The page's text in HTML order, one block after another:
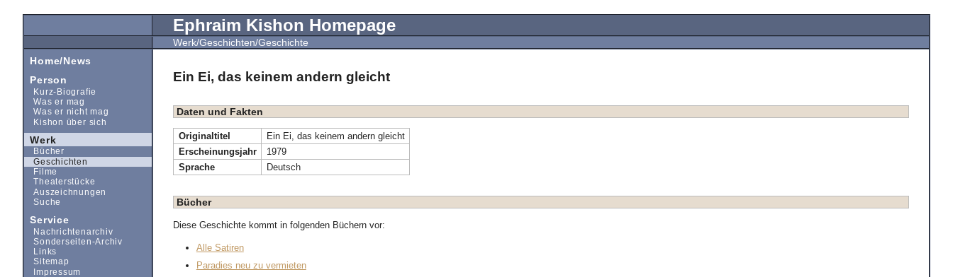
Ephraim Kishon Homepage
Werk/Geschichten/Geschichte
Ein Ei, das keinem andern gleicht
Daten und Fakten
Originaltitel
Ein Ei, das keinem andern gleicht
Erscheinungsjahr
1979
Sprache
Deutsch
Bücher
Diese Geschichte kommt in folgenden Büchern vor:
Alle Satiren
Paradies neu zu vermieten
Home/News
Person
Kurz-Biografie
Was er mag
Was er nicht mag
Kishon über sich
Werk
Bücher
Geschichten
Filme
Theaterstücke
Auszeichnungen
Suche
Service
Nachrichtenarchiv
Sonderseiten-Archiv
Links
Sitemap
Impressum